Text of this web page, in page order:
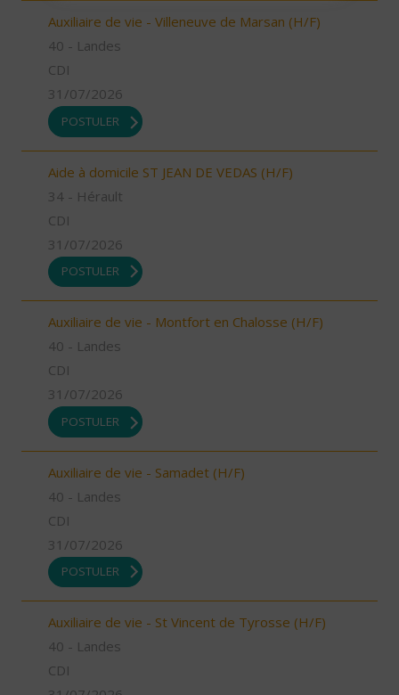
Auxiliaire de vie - Villeneuve de Marsan (H/F)
40 - Landes
CDI
31/07/2026
POSTULER
Aide à domicile ST JEAN DE VEDAS (H/F)
34 - Hérault
CDI
31/07/2026
POSTULER
Auxiliaire de vie - Montfort en Chalosse (H/F)
40 - Landes
CDI
31/07/2026
POSTULER
Auxiliaire de vie - Samadet (H/F)
40 - Landes
CDI
31/07/2026
POSTULER
Auxiliaire de vie - St Vincent de Tyrosse (H/F)
40 - Landes
CDI